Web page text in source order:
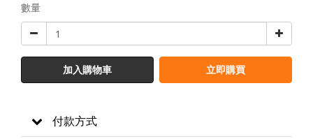
數量
加入購物車 立即購買
付款方式